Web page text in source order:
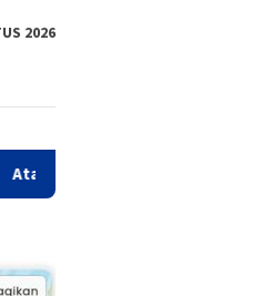
2026
Love Scamming, Diskominfo